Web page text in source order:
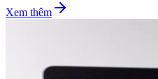
Xem thêm